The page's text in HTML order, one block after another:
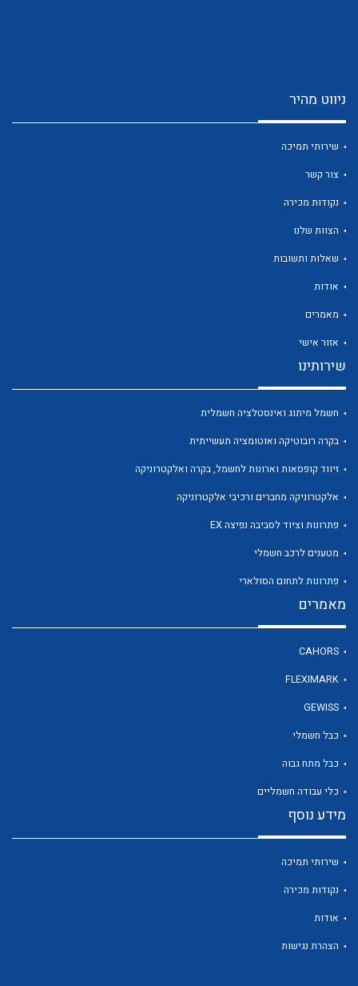
לכל מוצרי היצרן
לכל מוצרי היצרן
לכל מוצרי היצרן
לכל מוצרי היצרן
ניווט מהיר
שירותי תמיכה
צור קשר
נקודות מכירה
הצוות שלנו
שאלות ותשובות
אודות
מאמרים
אזור אישי
שירותינו
חשמל מיתוג ואינסטלציה חשמלית
בקרה רובוטיקה ואוטומציה תעשייתית
זיווד קופסאות וארונות לחשמל, בקרה ואלקטרוניקה
אלקטרוניקה מחברים ורכיבי אלקטרוניקה
פתרונות וציוד לסביבה נפיצה EX
מטענים לרכב חשמלי
פתרונות לתחום הסולארי
מאמרים
CAHORS
FLEXIMARK
GEWISS
כבל חשמלי
כבל מתח גבוה
כלי עבודה חשמליים
מידע נוסף
שירותי תמיכה
נקודות מכירה
אודות
הצהרת נגישות